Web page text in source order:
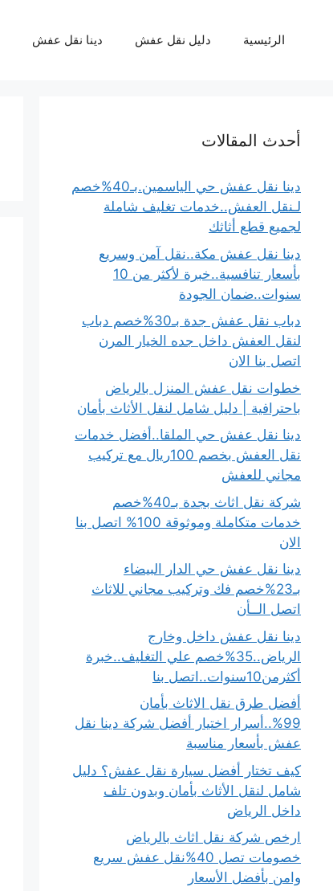
الرئيسية دليل نقل عفش دينا نقل عفش
أحدث المقالات
دينا نقل عفش حي الياسمين.بـ40%خصم
لـنقل العفش..خدمات تغليف شاملة
لجميع قطع أثاثك
دينا نقل عفش مكة..نقل آمن وسريع
بأسعار تنافسية..خبرة لأكثر من 10
سنوات..ضمان الجودة
دباب نقل عفش جدة بـ30%خصم دباب
لنقل العفش داخل جده الخيار المرن
اتصل بنا الان
خطوات نقل عفش المنزل بالرياض
باحترافية | دليل شامل لنقل الأثاث بأمان
دينا نقل عفش حي الملقا..أفضل خدمات
نقل العفش بخصم 100ريال مع تركيب
مجاني للعفش
شركة نقل اثاث بجدة بـ40%خصم
خدمات متكاملة وموثوقة 100% اتصل بنا
الان
دينا نقل عفش حي الدار البيضاء
بـ23%خصم فك وتركيب مجاني للاثاث
اتصل الــأن
دينا نقل عفش داخل وخارج
الرياض..35%خصم علي التغليف..خبرة
أكثرمن10سنوات..اتصل بنا
أفضل طرق نقل الاثاث بأمان
99%..أسرار اختيار أفضل شركة دينا نقل
عفش بأسعار مناسبة
كيف تختار أفضل سيارة نقل عفش؟ دليل
شامل لنقل الأثاث بأمان وبدون تلف
داخل الرياض
ارخص شركة نقل اثاث بالرياض
خصومات تصل 40%نقل عفش سريع
وامن بأفضل الأسعار